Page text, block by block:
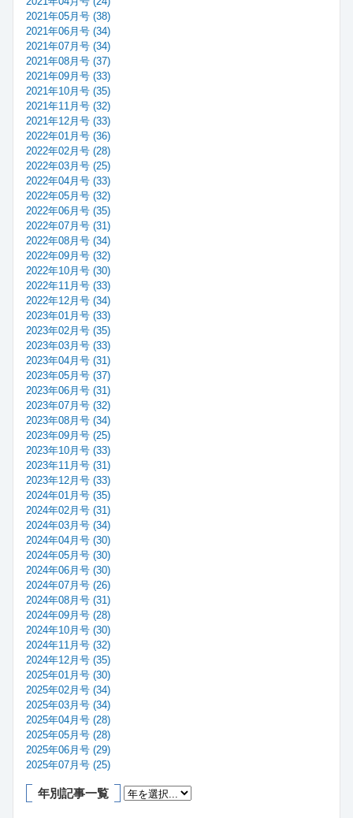
2021年05月号 (38)
2021年06月号 (34)
2021年07月号 (34)
2021年08月号 (37)
2021年09月号 (33)
2021年10月号 (35)
2021年11月号 (32)
2021年12月号 (33)
2022年01月号 (36)
2022年02月号 (28)
2022年03月号 (25)
2022年04月号 (33)
2022年05月号 (32)
2022年06月号 (35)
2022年07月号 (31)
2022年08月号 (34)
2022年09月号 (32)
2022年10月号 (30)
2022年11月号 (33)
2022年12月号 (34)
2023年01月号 (33)
2023年02月号 (35)
2023年03月号 (33)
2023年04月号 (31)
2023年05月号 (37)
2023年06月号 (31)
2023年07月号 (32)
2023年08月号 (34)
2023年09月号 (25)
2023年10月号 (33)
2023年11月号 (31)
2023年12月号 (33)
2024年01月号 (35)
2024年02月号 (31)
2024年03月号 (34)
2024年04月号 (30)
2024年05月号 (30)
2024年06月号 (30)
2024年07月号 (26)
2024年08月号 (31)
2024年09月号 (28)
2024年10月号 (30)
2024年11月号 (32)
2024年12月号 (35)
2025年01月号 (30)
2025年02月号 (34)
2025年03月号 (34)
2025年04月号 (28)
2025年05月号 (28)
2025年06月号 (29)
2025年07月号 (25)
年別記事一覧